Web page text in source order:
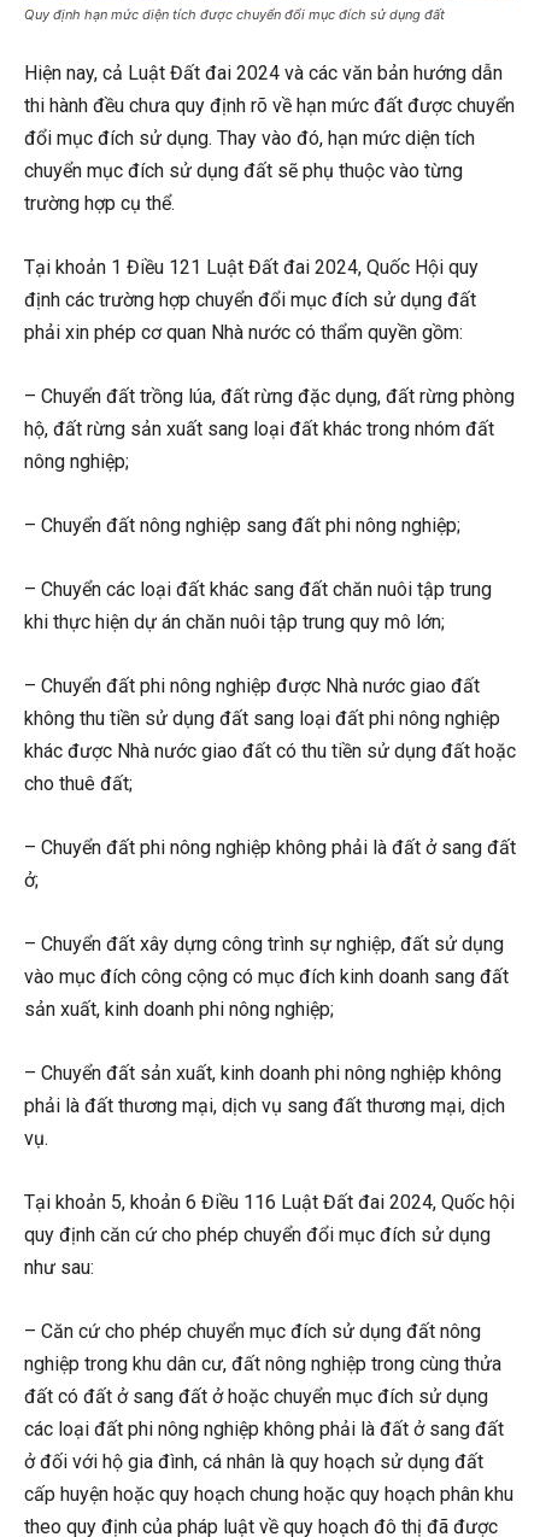
Quy định hạn mức diện tích được chuyển đổi mục đích sử dụng đất
Hiện nay, cả Luật Đất đai 2024 và các văn bản hướng dẫn
thi hành đều chưa quy định rõ về hạn mức đất được chuyển
đổi mục đích sử dụng. Thay vào đó, hạn mức diện tích
chuyển mục đích sử dụng đất sẽ phụ thuộc vào từng
trường hợp cụ thể.
Tại khoản 1 Điều 121 Luật Đất đai 2024, Quốc Hội quy
định các trường hợp chuyển đổi mục đích sử dụng đất
phải xin phép cơ quan Nhà nước có thẩm quyền gồm:
– Chuyển đất trồng lúa, đất rừng đặc dụng, đất rừng phòng
hộ, đất rừng sản xuất sang loại đất khác trong nhóm đất
nông nghiệp;
– Chuyển đất nông nghiệp sang đất phi nông nghiệp;
– Chuyển các loại đất khác sang đất chăn nuôi tập trung
khi thực hiện dự án chăn nuôi tập trung quy mô lớn;
– Chuyển đất phi nông nghiệp được Nhà nước giao đất
không thu tiền sử dụng đất sang loại đất phi nông nghiệp
khác được Nhà nước giao đất có thu tiền sử dụng đất hoặc
cho thuê đất;
– Chuyển đất phi nông nghiệp không phải là đất ở sang đất
ở;
– Chuyển đất xây dựng công trình sự nghiệp, đất sử dụng
vào mục đích công cộng có mục đích kinh doanh sang đất
sản xuất, kinh doanh phi nông nghiệp;
– Chuyển đất sản xuất, kinh doanh phi nông nghiệp không
phải là đất thương mại, dịch vụ sang đất thương mại, dịch
vụ.
Tại khoản 5, khoản 6 Điều 116 Luật Đất đai 2024, Quốc hội
quy định căn cứ cho phép chuyển đổi mục đích sử dụng
như sau:
– Căn cứ cho phép chuyển mục đích sử dụng đất nông
nghiệp trong khu dân cư, đất nông nghiệp trong cùng thửa
đất có đất ở sang đất ở hoặc chuyển mục đích sử dụng
các loại đất phi nông nghiệp không phải là đất ở sang đất
ở đối với hộ gia đình, cá nhân là quy hoạch sử dụng đất
cấp huyện hoặc quy hoạch chung hoặc quy hoạch phân khu
theo quy định của pháp luật về quy hoạch đô thị đã được